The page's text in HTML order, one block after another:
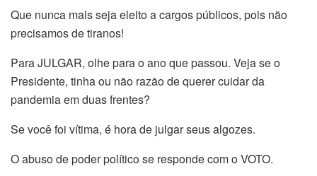
Que nunca mais seja eleito a cargos públicos, pois não
precisamos de tiranos!
Para JULGAR, olhe para o ano que passou. Veja se o
Presidente, tinha ou não razão de querer cuidar da
pandemia em duas frentes?
Se você foi vítima, é hora de julgar seus algozes.
O abuso de poder político se responde com o VOTO.